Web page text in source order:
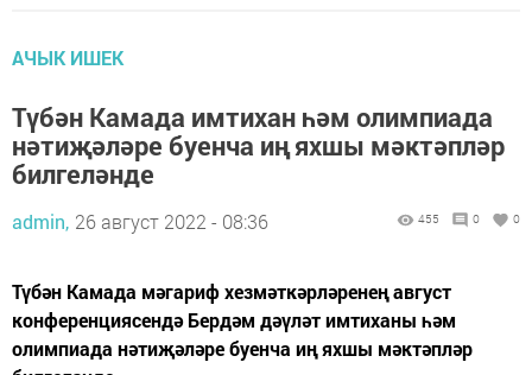
АЧЫК ИШЕК
Түбән Камада имтихан һәм олимпиада
нәтиҗәләре буенча иң яхшы мәктәпләр
билгеләнде
admin, 26 август 2022 - 08:36 455 0 0
Түбән Камада мәгариф хезмәткәрләренең август
конференциясендә Бердәм дәүләт имтиханы һәм
олимпиада нәтиҗәләре буенча иң яхшы мәктәпләр